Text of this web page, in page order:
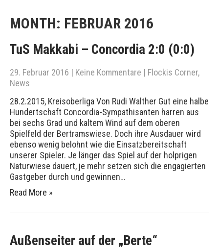
MONTH: FEBRUAR 2016
TuS Makkabi – Concordia 2:0 (0:0)
29. Februar 2016 | Keine Kommentare | Flockis Corner,
News
28.2.2015, Kreisoberliga Von Rudi Walther Gut eine halbe
Hundertschaft Concordia-Sympathisanten harren aus
bei sechs Grad und kaltem Wind auf dem oberen
Spielfeld der Bertramswiese. Doch ihre Ausdauer wird
ebenso wenig belohnt wie die Einsatzbereitschaft
unserer Spieler. Je länger das Spiel auf der holprigen
Naturwiese dauert, je mehr setzen sich die engagierten
Gastgeber durch und gewinnen…
Read More »
Außenseiter auf der „Berte“